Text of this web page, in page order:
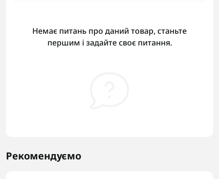
Немає питань про даний товар, станьте
першим і задайте своє питання.
Рекомендуємо